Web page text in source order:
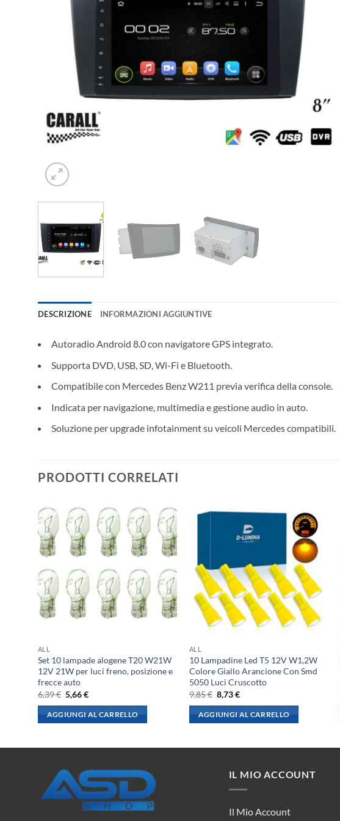
DESCRIZIONE INFORMAZIONI AGGIUNTIVE
Autoradio Android 8.0 con navigatore GPS integrato.
Supporta DVD, USB, SD, Wi-Fi e Bluetooth.
Compatibile con Mercedes Benz W211 previa verifica della console.
Indicata per navigazione, multimedia e gestione audio in auto.
Soluzione per upgrade infotainment su veicoli Mercedes compatibili.
PRODOTTI CORRELATI
ALL
Set 10 lampade alogene T20 W21W
12V 21W per luci freno, posizione e
frecce auto
6,39€ Il
prezzo
originale
era:
5,66€Il
attuale
è:
AGGIUNGI AL CARRELLO
ALL
10 Lampadine Led T5 12V W1,2W
Colore Giallo Arancione Con Smd
5050 Luci Cruscotto
9,85€ Il
prezzo
originale
era:
8,73€Il
attuale
è:
AGGIUNGI AL CARRELLO
IL MIO ACCOUNT
Il Mio Account